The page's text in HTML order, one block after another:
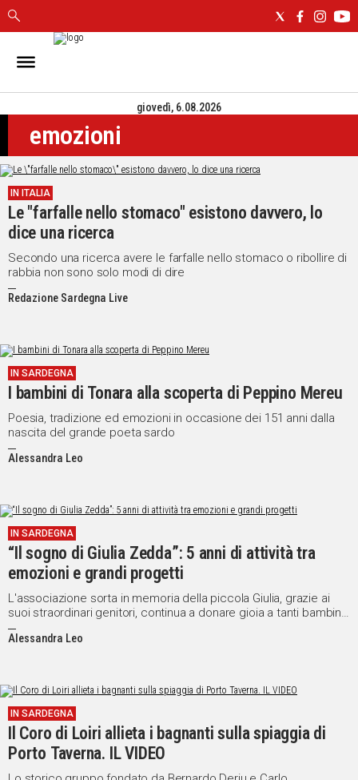
IN
CAGLIARI
SASSARI
NUORO
ORISTANO
SULCIS
GALLURA
OGLIASTRA
MEDIO
CAMPIDANO
POLITICA
IN
ITALIA
NEL
MONDO
SPORT
VIDEO
UNISCITI
WHATSAPP
Social
giovedì, 6.08.2026
emozioni
IN ITALIA
Le "farfalle nello stomaco" esistono davvero, lo
dice una ricerca
Secondo una ricerca avere le farfalle nello stomaco o ribollire di
rabbia non sono solo modi di dire
Redazione Sardegna Live
IN SARDEGNA
I bambini di Tonara alla scoperta di Peppino Mereu
Poesia, tradizione ed emozioni in occasione dei 151 anni dalla
nascita del grande poeta sardo
Alessandra Leo
IN SARDEGNA
“Il sogno di Giulia Zedda”: 5 anni di attività tra
emozioni e grandi progetti
L'associazione sorta in memoria della piccola Giulia, grazie ai
suoi straordinari genitori, continua a donare gioia a tanti bambini
e persone bisognose
Alessandra Leo
IN SARDEGNA
Il Coro di Loiri allieta i bagnanti sulla spiaggia di
Porto Taverna. IL VIDEO